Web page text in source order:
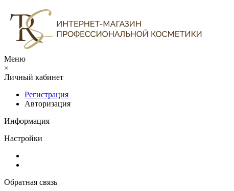
Меню
×
Личный кабинет
Регистрация
Авторизация
Информация
Настройки
Обратная связь